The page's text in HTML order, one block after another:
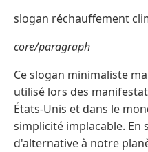
slogan réchauffement
core/paragraph
Ce slogan minimaliste
utilisé lors des
États-Unis et dans le
simplicité implacable. En
d'alternative à notre